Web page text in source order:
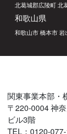
北葛城郡広陵町 北
和歌山県
和歌山市 橋本市 岩
関東事業本部・
〒220-0004 神
ビル3階
TEL：0120-